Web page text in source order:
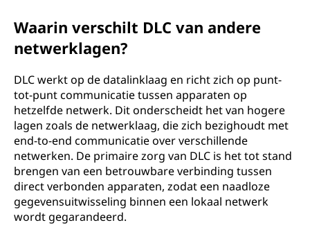
Waarin verschilt DLC van andere
netwerklagen?
DLC werkt op de datalinklaag en richt zich op punt-
tot-punt communicatie tussen apparaten op
hetzelfde netwerk. Dit onderscheidt het van hogere
lagen zoals de netwerklaag, die zich bezighoudt met
end-to-end communicatie over verschillende
netwerken. De primaire zorg van DLC is het tot stand
brengen van een betrouwbare verbinding tussen
direct verbonden apparaten, zodat een naadloze
gegevensuitwisseling binnen een lokaal netwerk
wordt gegarandeerd.